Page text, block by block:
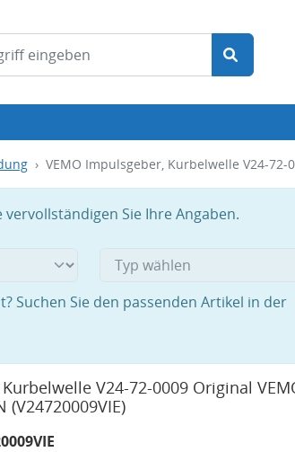
VEMO Impulsgeber, Kurbelwelle V24-72-
Sie Ihre Angaben.
Suchen Sie den passenden Artikel in der
V24-72-0009 Original
(V24720009VIE)